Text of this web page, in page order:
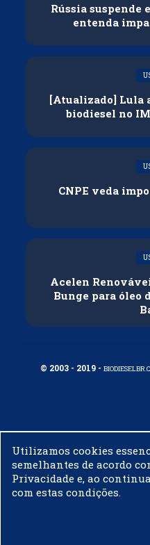
Rússia suspende
entenda
[Atualizado] Lula
biodiesel no
CNPE veda
Acelen
Bunge para óleo
© 2003 - 2019 -
Utilizamos cookies
semelhantes de acordo
Privacidade e, ao
com estas condições.